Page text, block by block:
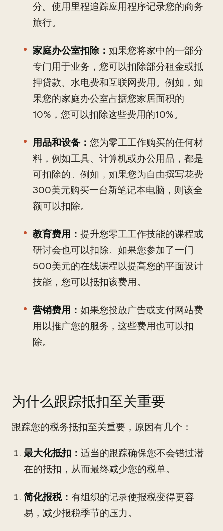
分。使用里程追踪应用程序记录您的商务
旅行。
家庭办公室扣除： 如果您将家中的一部分
专门用于业务，您可以扣除部分租金或抵
押贷款、水电费和互联网费用。例如，如
果您的家庭办公室占据您家居面积的
10%，您可以扣除这些费用的10%。
用品和设备： 您为零工工作购买的任何材
料，例如工具、计算机或办公用品，都是
可扣除的。例如，如果您为自由撰写花费
300美元购买一台新笔记本电脑，则该全
额可以扣除。
教育费用： 提升您零工工作技能的课程或
研讨会也可以扣除。如果您参加了一门
500美元的在线课程以提高您的平面设计
技能，您可以抵扣该费用。
营销费用： 如果您投放广告或支付网站费
用以推广您的服务，这些费用也可以扣
除。
为什么跟踪抵扣至关重要
跟踪您的税务抵扣至关重要，原因有几个：
最大化抵扣： 适当的跟踪确保您不会错过潜
在的抵扣，从而最终减少您的税单。
简化报税： 有组织的记录使报税变得更容
易，减少报税季节的压力。